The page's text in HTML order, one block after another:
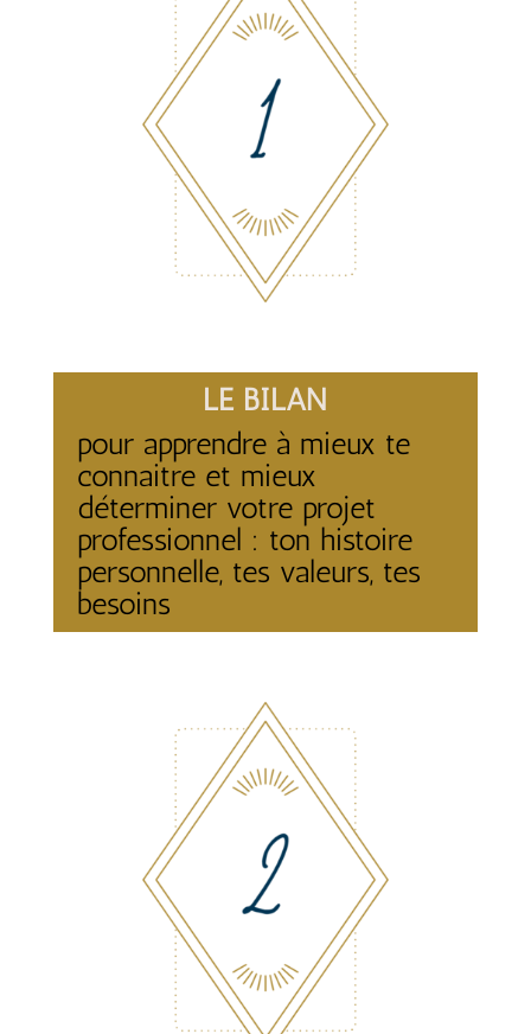
LE BILAN
pour apprendre à mieux te
connaitre et mieux
déterminer votre projet
professionnel : ton histoire
personnelle, tes valeurs, tes
besoins